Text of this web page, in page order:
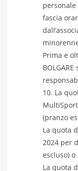
personale
fascia
Prima e
La
(pranzo
La quota
2024 per
escluso)
La quota